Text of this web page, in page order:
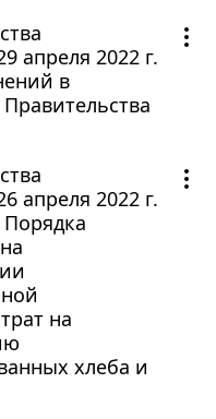
апреля 2022 г.
в
апреля 2022 г.
на
хлеба и